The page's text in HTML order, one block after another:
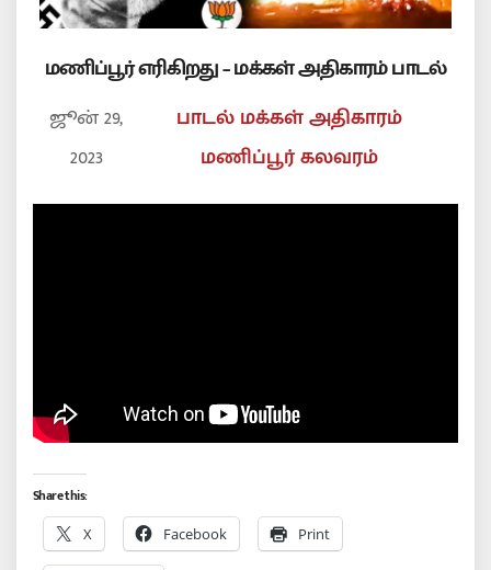
மணிப்பூர் எரிகிறது – மக்கள் அதிகாரம் பாடல்
ஜூன் 29,
2023
பாடல்மக்கள் அதிகாரம்
மணிப்பூர் கலவரம்
Share this:
X Facebook Print